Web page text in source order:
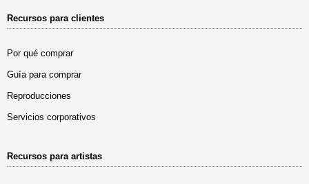
Recursos para clientes
Por qué comprar
Guía para comprar
Reproducciones
Servicios corporativos
Recursos para artistas